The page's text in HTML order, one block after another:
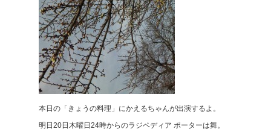
本日の「きょうの料理」にかえるちゃんが出演するよ。
明日20日木曜日24時からのラジペディア ポーターは舞。